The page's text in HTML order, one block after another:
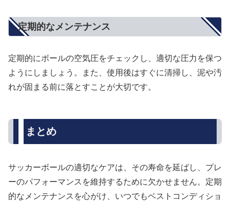
定期的なメンテナンス
定期的にボールの空気圧をチェックし、適切な圧力を保つ
ようにしましょう。また、使用後はすぐに清掃し、泥や汚
れが固まる前に落とすことが大切です。
まとめ
サッカーボールの適切なケアは、その寿命を延ばし、プレ
ーのパフォーマンスを維持するために欠かせません。定期
的なメンテナンスを心がけ、いつでもベストコンディショ